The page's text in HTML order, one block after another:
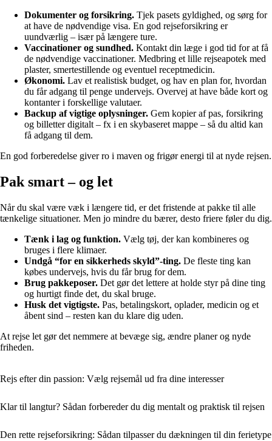
Dokumenter og forsikring. Tjek pasets gyldighed, og sørg for
at have de nødvendige visa. En god rejseforsikring er
uundværlig – især på længere ture.
Vaccinationer og sundhed. Kontakt din læge i god tid for at få
de nødvendige vaccinationer. Medbring et lille rejseapotek med
plaster, smertestillende og eventuel receptmedicin.
Økonomi. Lav et realistisk budget, og hav en plan for, hvordan
du får adgang til penge undervejs. Overvej at have både kort og
kontanter i forskellige valutaer.
Backup af vigtige oplysninger. Gem kopier af pas, forsikring
og billetter digitalt – fx i en skybaseret mappe – så du altid kan
få adgang til dem.
En god forberedelse giver ro i maven og frigør energi til at nyde rejsen.
Pak smart – og let
Når du skal være væk i længere tid, er det fristende at pakke til alle
tænkelige situationer. Men jo mindre du bærer, desto friere føler du dig.
Tænk i lag og funktion. Vælg tøj, der kan kombineres og
bruges i flere klimaer.
Undgå “for en sikkerheds skyld”-ting. De fleste ting kan
købes undervejs, hvis du får brug for dem.
Brug pakkeposer. Det gør det lettere at holde styr på dine ting
og hurtigt finde det, du skal bruge.
Husk det vigtigste. Pas, betalingskort, oplader, medicin og et
åbent sind – resten kan du klare dig uden.
At rejse let gør det nemmere at bevæge sig, ændre planer og nyde
friheden.
Rejs efter din passion: Vælg rejsemål ud fra dine interesser
Klar til langtur? Sådan forbereder du dig mentalt og praktisk til rejsen
Den rette rejseforsikring: Sådan tilpasser du dækningen til din ferietype